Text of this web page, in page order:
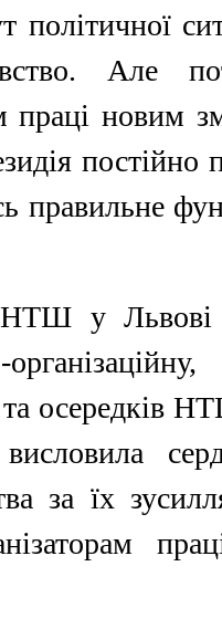
політичної
Але
новим
постійно
правильне
НТШ у Львові
та осередків
за їх